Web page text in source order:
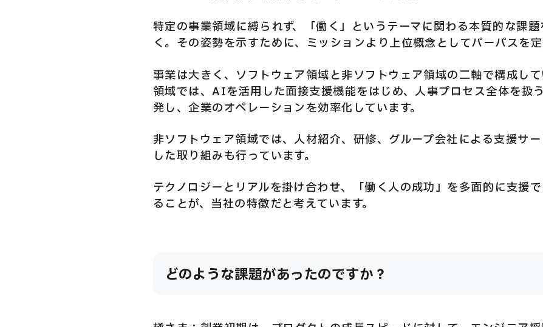
特定の事業領域に縛られず、「働く」というテーマに関わる本質的な課
く。その姿勢を示すために、ミッションより上位概念としてパーパスを定
事業は大きく、ソフトウェア領域と非ソフトウェア領域の二軸で構成し
領域では、AIを活用した面接支援機能をはじめ、人事プロセス全体を扱
発し、企業のオペレーションを効率化しています。
非ソフトウェア領域では、人材紹介、研修、グループ会社による支援サ
した取り組みも行っています。
テクノロジーとリアルを掛け合わせ、「働く人の成功」を多面的に支援
ることが、当社の特徴だと考えています。
どのような課題があったのですか？